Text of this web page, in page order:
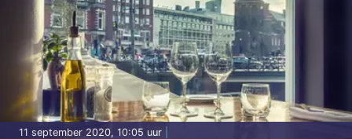
11 september 2020, 10:05 uur